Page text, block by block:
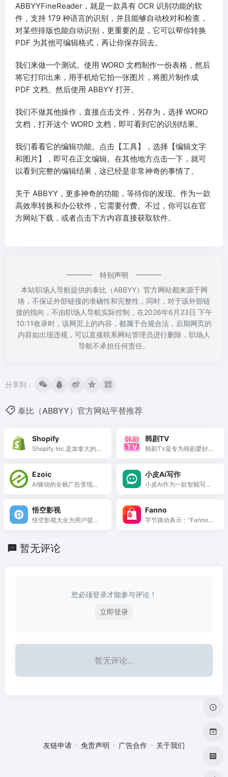
ABBYYFineReader，就是一款具有 OCR 识别功能的软
件，支持 179 种语言的识别，并且能够自动校对和检查，
对某些排版也能自动识别，更重要的是，它可以帮你转换
PDF 为其他可编辑格式，再让你保存回去。
我们来做一个测试。使用 WORD 文档制作一份表格，然后
将它打印出来，用手机给它拍一张图片，将图片制作成
PDF 文档。然后使用 ABBYY 打开。
我们不做其他操作，直接点击文件，另存为，选择 WORD
文档，打开这个 WORD 文档，即可看到它的识别结果。
我们看看它的编辑功能。点击【工具】，选择【编辑文字
和图片】，即可在正文编辑。在其他地方点击一下，就可
以看到完整的编辑结果，这已经是非常神奇的事情了。
关于 ABBYY，更多神奇的功能，等待你的发现。作为一款
高效率转换和办公软件，它需要付费。不过，你可以在官
方网站下载，或者点击下方内容直接获取软件。
特别声明
本站职场人导航提供的泰比（ABBYY）官方网站都来源于网
络，不保证外部链接的准确性和完整性，同时，对于该外部链
接的指向，不由职场人导航实际控制，在2026年6月23日 下午
10:11收录时，该网页上的内容，都属于合规合法，后期网页的
内容如出现违规，可以直接联系网站管理员进行删除，职场人
导航不承担任何责任。
分享到：
泰比（ABBYY）官方网站平替推荐
Shopify
Shopify Inc.是加拿大的一
韩剧TV
韩剧TV是专为韩剧爱好者
Ezoic
AI驱动的全栈广告变现平
ader Bidding技术帮助网
站最大化广告收益。
小皮Ai写作
小皮Ai作为一款智能写作
悟空影视
悟空影视大全为用户提供
Fanno
字节跳动表示：“Fanno是
暂无评论
您必须登录才能参与评论！
立即登录
暂无评论...
友链申请 免责声明 广告合作 关于我们